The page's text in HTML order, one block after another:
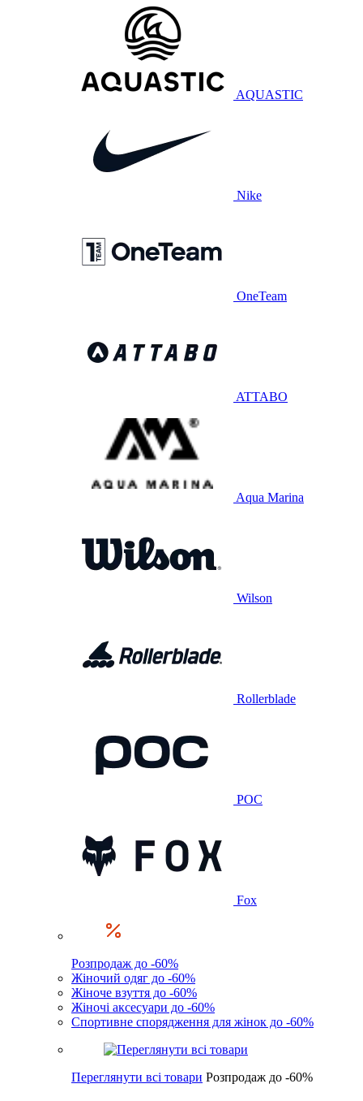
AQUASTIC
Nike
OneTeam
ATTABO
Aqua Marina
Wilson
Rollerblade
POC
Fox
Розпродаж до -60%
Жіночий одяг до -60%
Жіноче взуття до -60%
Жіночі аксесуари до -60%
Спортивне спорядження для жінок до -60%
Переглянути всі товари Розпродаж до -60%